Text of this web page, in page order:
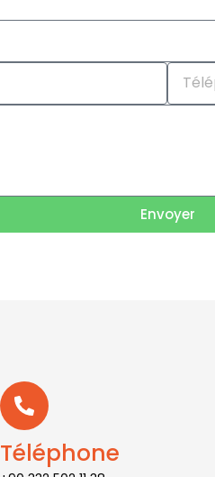
Envoyer
Téléphone